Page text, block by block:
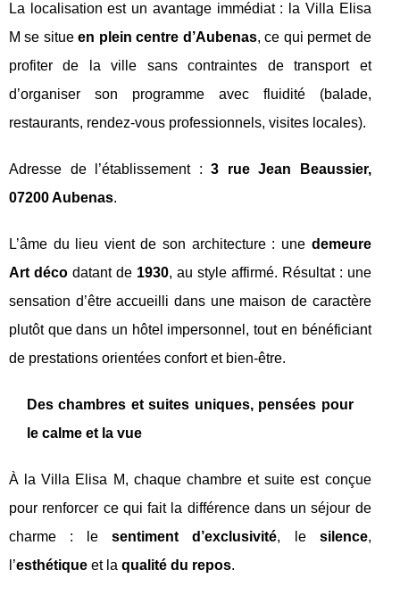
La localisation est un avantage immédiat : la Villa Elisa
M se situeen plein centre d’Aubenas, ce qui permet de
profiter de la ville sans contraintes de transport et
d’organiser son programme avec fluidité (balade,
restaurants, rendez-vous professionnels, visites locales).
Adresse de l’établissement :3 rue Jean Beaussier,
07200 Aubenas.
L’âme du lieu vient de son architecture : une demeure
Art décodatant de 1930, au style affirmé. Résultat : une
sensation d’être accueilli dans une maison de caractère
plutôt que dans un hôtel impersonnel, tout en bénéficiant
de prestations orientées confort et bien-être.
Des chambres et suites uniques, pensées pour
le calme et la vue
À la Villa Elisa M, chaque chambre et suite est conçue
pour renforcer ce qui fait la différence dans un séjour de
charme : lesentiment d’exclusivité, le silence,
l’esthétique et la qualité du repos.